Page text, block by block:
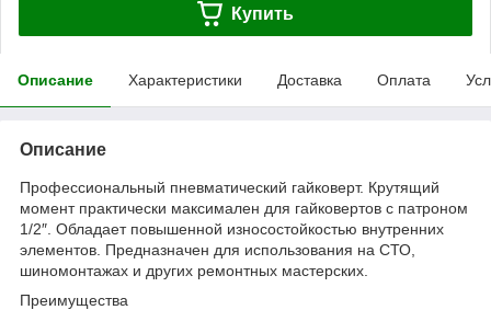
Купить
Описание Характеристики Доставка Оплата
Описание
Профессиональный пневматический гайковерт. Крутящий
момент практически максимален для гайковертов с патроном
1/2″. Обладает повышенной износостойкостью внутренних
элементов. Предназначен для использования на СТО,
шиномонтажах и других ремонтных мастерских.
Преимущества